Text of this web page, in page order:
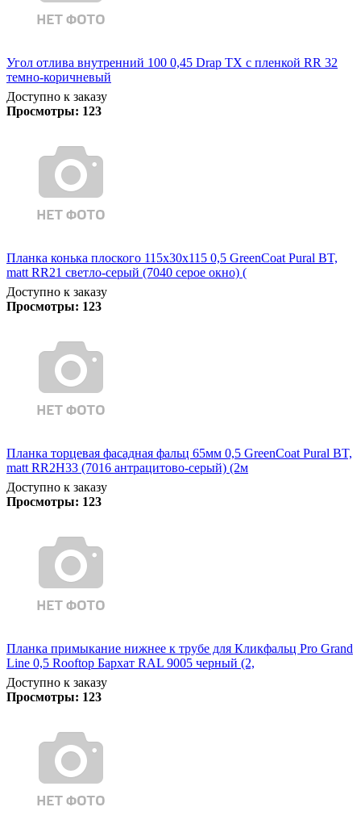
Угол отлива внутренний 100 0,45 Drap TX с пленкой RR 32
темно-коричневый
Доступно к заказу
Просмотры: 123
Планка конька плоского 115х30х115 0,5 GreenCoat Pural BT,
matt RR21 светло-серый (7040 серое окно) (
Доступно к заказу
Просмотры: 123
Планка торцевая фасадная фальц 65мм 0,5 GreenCoat Pural BT,
matt RR2H33 (7016 антрацитово-серый) (2м
Доступно к заказу
Просмотры: 123
Планка примыкание нижнее к трубе для Кликфальц Pro Grand
Line 0,5 Rooftop Бархат RAL 9005 черный (2,
Доступно к заказу
Просмотры: 123